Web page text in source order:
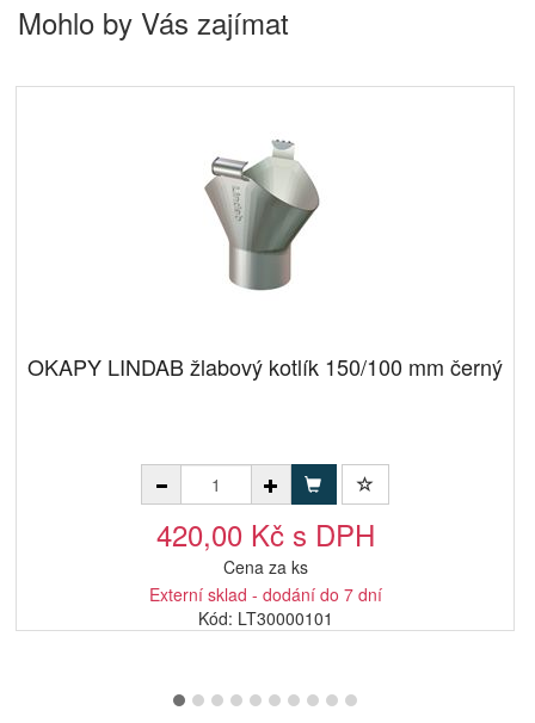
Mohlo by Vás zajímat
OKAPY LINDAB žlabový kotlík 150/100 mm černý
420,00 Kč s DPH
Cena za ks
Externí sklad - dodání do 7 dní
Kód: LT30000101